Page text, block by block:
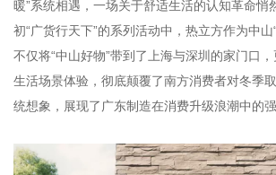
暖”系统相遇，一场关于舒适生活的认知革命悄
初“广货行天下”的系列活动中，热立方作为中山
不仅将“中山好物”带到了上海与深圳的家门口
生活场景体验，彻底颠覆了南方消费者对冬季
统想象，展现了广东制造在消费升级浪潮中的强